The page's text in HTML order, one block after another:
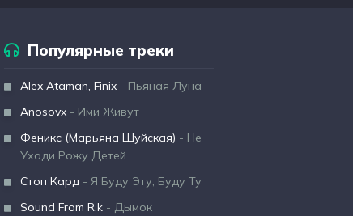
Популярные треки
Alex Ataman, Finix - Пьяная Луна
Anosovx - Ими Живут
Феникс (Марьяна Шуйская) - Не
Уходи Рожу Детей
Стоп Кард - Я Буду Эту, Буду Ту
Sound From R.k - Дымок